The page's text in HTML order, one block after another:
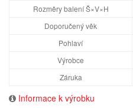
Rozměry balení Š×V×H
Doporučený věk
Pohlaví
Výrobce
Záruka
Informace k výrobku